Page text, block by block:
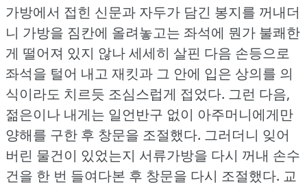
가방에서 접힌 신문과 자두가 담긴 봉지를 꺼내더
니 가방을 짐칸에 올려놓고는 좌석에 뭔가 불쾌한
게 떨어져 있지 않나 세세히 살핀 다음 손등으로
좌석을 털어 내고 재킷과 그 안에 입은 상의를 의
식이라도 치르듯 조심스럽게 접었다. 그런 다음,
젊은이나 내게는 일언반구 없이 아주머니에게만
양해를 구한 후 창문을 조절했다. 그러더니 잊어
버린 물건이 있었는지 서류가방을 다시 꺼내 손수
건을 한 번 들여다본 후 창문을 다시 조절했다. 교